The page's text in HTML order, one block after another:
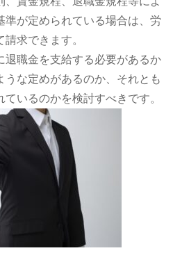
準が定められている場合は、労
求できます。
退職金を支給する必要があるか
な定めがあるのか、それとも
いるのかを検討すべきです。